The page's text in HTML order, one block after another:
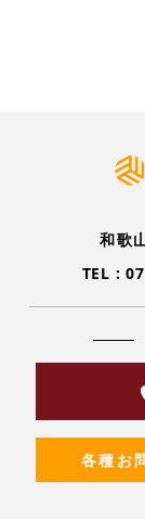
和歌
TEL :
各種お